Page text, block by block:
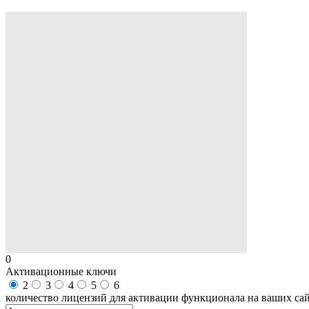
0
Активационные ключи
2
3 4 5
6
количество лицензий для активации функционала на ваших